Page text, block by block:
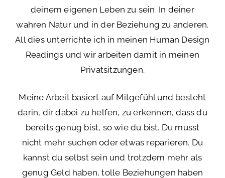
deinem eigenen Leben zu sein. In deiner
wahren Natur und in der Beziehung zu anderen.
All dies unterrichte ich in meinen Human Design
Readings und wir arbeiten damit in meinen
Privatsitzungen.
Meine Arbeit basiert auf Mitgefühl und besteht
darin, dir dabei zu helfen, zu erkennen, dass du
bereits genug bist, so wie du bist. Du musst
nicht mehr suchen oder etwas reparieren. Du
kannst du selbst sein und trotzdem mehr als
genug Geld haben, tolle Beziehungen haben